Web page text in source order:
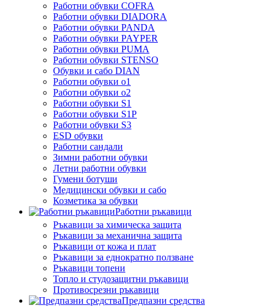
Работни обувки COFRA
Работни обувки DIADORA
Работни обувки PANDA
Работни обувки PAYPER
Работни обувки PUMA
Работни обувки STENSO
Обувки и сабо DIAN
Работни обувки o1
Работни обувки o2
Работни обувки S1
Работни обувки S1P
Работни обувки S3
ESD обувки
Работни сандали
Зимни работни обувки
Летни работни обувки
Гумени ботуши
Медицински обувки и сабо
Козметика за обувки
Работни ръкавици
Ръкавици за химическа защита
Ръкавици за механична защита
Ръкавици от кожа и плат
Ръкавици за еднократно ползване
Ръкавици топени
Топло и студозащитни ръкавици
Противосрезни ръкавици
Предпазни средства